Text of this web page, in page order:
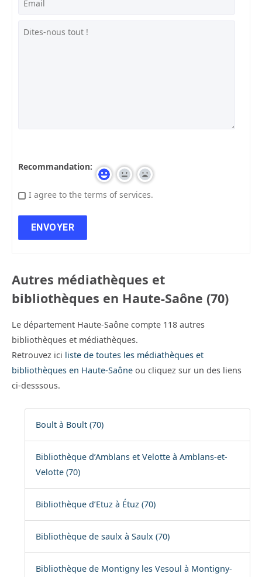
Recommandation:
I agree to the terms of services.
Autres médiathèques et
bibliothèques en Haute-Saône (70)
Le département Haute-Saône compte 118 autres
bibliothèques et médiathèques.
Retrouvez ici liste de toutes les médiathèques et
bibliothèques en Haute-Saône ou cliquez sur un des liens
ci-desssous.
Boult à Boult (70)
Bibliothèque d’Amblans et Velotte à Amblans-et-
Velotte (70)
Bibliothèque d’Etuz à Étuz (70)
Bibliothèque de saulx à Saulx (70)
Bibliothèque de Montigny les Vesoul à Montigny-